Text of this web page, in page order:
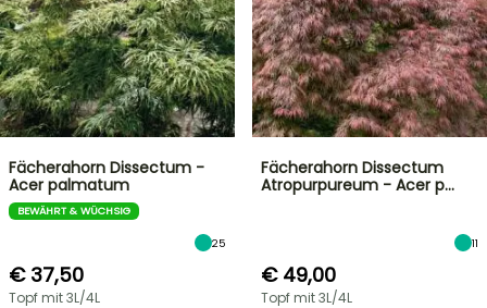
Fächerahorn Dissectum -
Acer palmatum
BEWÄHRT & WÜCHSIG
25
€ 37,50
Topf mit 3L/4L
Fächerahorn Dissectum
Atropurpureum - Acer p…
11
€ 49,00
Topf mit 3L/4L